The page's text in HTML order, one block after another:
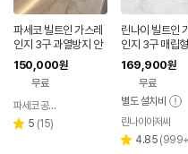
파세코 빌트인 가스레
인지 3구 과열방지 안
전센서 매립형 가스쿡
탑 LNG 실버 스틸
150,000원
무료
파세코 공식인증점
별 5 리
(15)
린나이 빌트인
인지 3구 매립
RBR-
G 도시가스 스텐
169,900원
무료
별도 설치비
린나이아저씨
별 4.85 리
(999+